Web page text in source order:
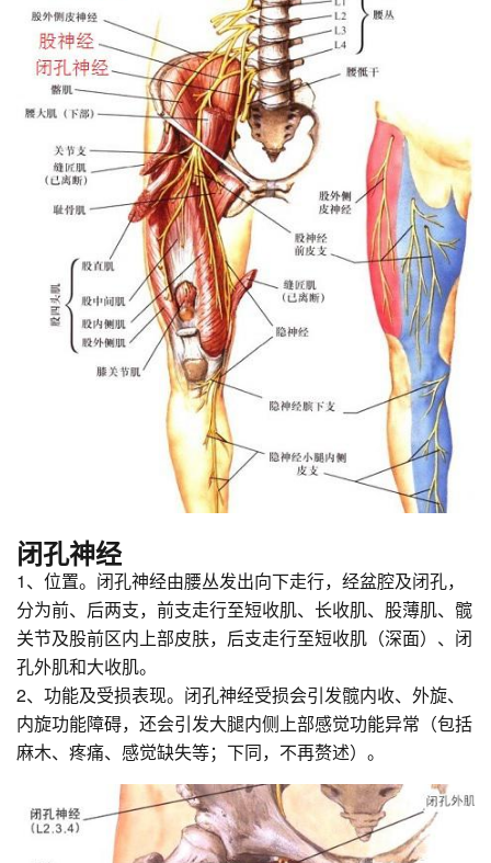
闭孔神经
1、位置。闭孔神经由腰丛发出向下走行，经盆腔及闭孔，
分为前、后两支，前支走行至短收肌、长收肌、股薄肌、髋
关节及股前区内上部皮肤，后支走行至短收肌（深面）、闭
孔外肌和大收肌。
2、功能及受损表现。闭孔神经受损会引发髋内收、外旋、
内旋功能障碍，还会引发大腿内侧上部感觉功能异常（包括
麻木、疼痛、感觉缺失等；下同，不再赘述）。